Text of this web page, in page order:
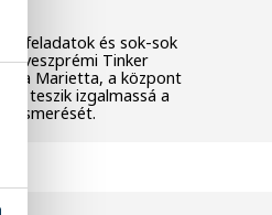
feladatok és sok-sok
a veszprémi Tinker
Marietta, a központ
teszik izgalmassá a